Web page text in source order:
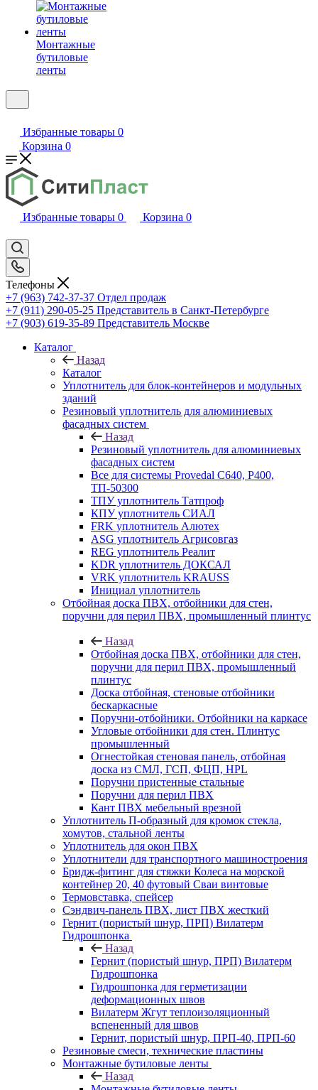
Монтажные
бутиловые
ленты
Избранные товары 0
Корзина 0
Избранные товары 0 Корзина 0
Телефоны
+7 (963) 742-37-37 Отдел продаж
+7 (911) 290-05-25 Представитель в Санкт-Петербурге
+7 (903) 619-35-89 Представитель Москве
Каталог
Назад
Каталог
Уплотнитель для блок-контейнеров и модульных
зданий
Резиновый уплотнитель для алюминиевых
фасадных систем
Назад
Резиновый уплотнитель для алюминиевых
фасадных систем
Все для системы Provedal С640, Р400,
ТП-50300
ТПУ уплотнитель Татпроф
КПУ уплотнитель СИАЛ
FRK уплотнитель Алютех
ASG уплотнитель Агрисовгаз
REG уплотнитель Реалит
KDR уплотнитель ДОКСАЛ
VRK уплотнитель KRAUSS
Инициал уплотнитель
Отбойная доска ПВХ, отбойники для стен,
поручни для перил ПВХ, промышленный плинтус
Назад
Отбойная доска ПВХ, отбойники для стен,
поручни для перил ПВХ, промышленный
плинтус
Доска отбойная, стеновые отбойники
бескаркасные
Поручни-отбойники. Отбойники на каркасе
Угловые отбойники для стен. Плинтус
промышленный
Огнестойкая стеновая панель, отбойная
доска из СМЛ, ГСП, ФЦП, HPL
Поручни пристенные стальные
Поручни для перил ПВХ
Кант ПВХ мебельный врезной
Уплотнитель П-образный для кромок стекла,
хомутов, стальной ленты
Уплотнитель для окон ПВХ
Уплотнители для транспортного машиностроения
Бридж-фитинг для стяжки Колеса на морской
контейнер 20, 40 футовый Сваи винтовые
Термовставка, спейсер
Сэндвич-панель ПВХ, лист ПВХ жесткий
Гернит (пористый шнур, ПРП) Вилатерм
Гидрошпонка
Назад
Гернит (пористый шнур, ПРП) Вилатерм
Гидрошпонка
Гидрошпонка для герметизации
деформационных швов
Вилатерм Жгут теплоизоляционный
вспененный для швов
Гернит, пористый шнур, ПРП-40, ПРП-60
Резиновые смеси, технические пластины
Монтажные бутиловые ленты
Назад